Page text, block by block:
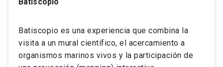
Batiscopio es una experiencia que combina la
visita a un mural científico, el acercamiento a
organismos marinos vivos y la participación de